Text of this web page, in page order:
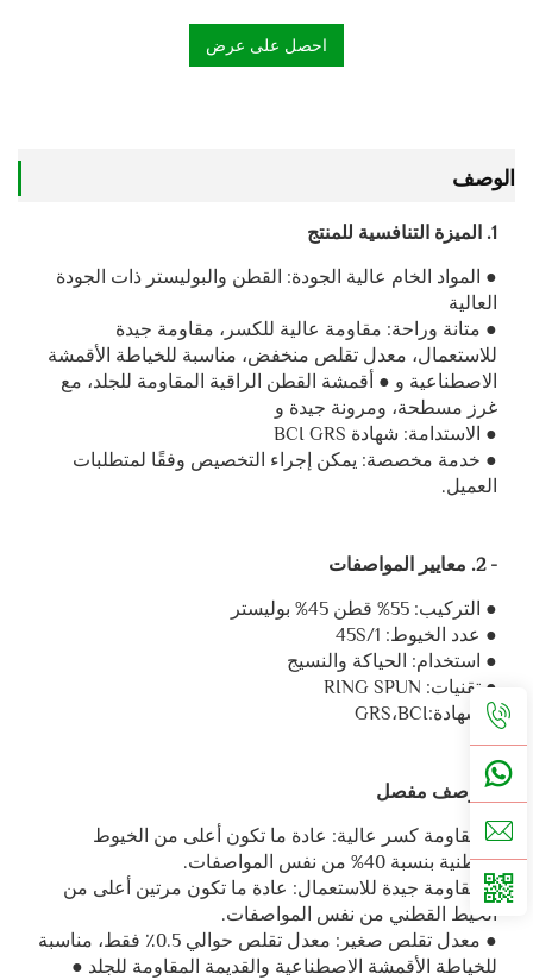
احصل على عرض
الوصف
1. الميزة التنافسية للمنتج
● المواد الخام عالية الجودة: القطن والبوليستر ذات الجودة
العالية
● متانة وراحة: مقاومة عالية للكسر، مقاومة جيدة
للاستعمال، معدل تقلص منخفض، مناسبة للخياطة الأقمشة
الاصطناعية و ● أقمشة القطن الراقية المقاومة للجلد، مع
غرز مسطحة، ومرونة جيدة و
● الاستدامة: شهادة BCI GRS
● خدمة مخصصة: يمكن إجراء التخصيص وفقًا لمتطلبات
العميل.
- 2. معايير المواصفات
● التركيب: 55% قطن 45% بوليستر
● عدد الخيوط: 45S/1
● استخدام: الحياكة والنسيج
● تقنيات: RING SPUN
● شهادة:GRS،BCI
3. وصف مفصل
● مقاومة كسر عالية: عادة ما تكون أعلى من الخيوط
القطنية بنسبة 40% من نفس المواصفات.
● مقاومة جيدة للاستعمال: عادة ما تكون مرتين أعلى من
الخيط القطني من نفس المواصفات.
● معدل تقلص صغير: معدل تقلص حوالي 0.5٪ فقط، مناسبة
للخياطة الأقمشة الاصطناعية والقديمة المقاومة للجلد ●